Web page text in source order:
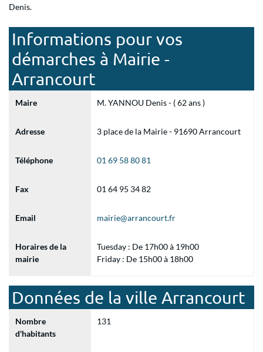
Denis.
Informations pour vos
démarches à Mairie -
Arrancourt
Maire M. YANNOU Denis - ( 62 ans )
Adresse 3 place de la Mairie - 91690 Arrancourt
Téléphone 01 69 58 80 81
Fax 01 64 95 34 82
Email mairie@arrancourt.fr
Horaires de la
mairie
Tuesday : De 17h00 à 19h00
Friday : De 15h00 à 18h00
Données de la ville Arrancourt
Nombre
d'habitants
131